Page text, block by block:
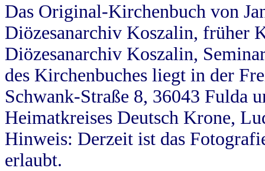
Das Original-Kirchenbuch von
Diözesanarchiv Koszalin, früher
Diözesanarchiv Koszalin,
des Kirchenbuches liegt in der
Schwank-Straße 8, 36043 Fulda
Heimatkreises Deutsch Krone,
Hinweis: Derzeit ist das
erlaubt.